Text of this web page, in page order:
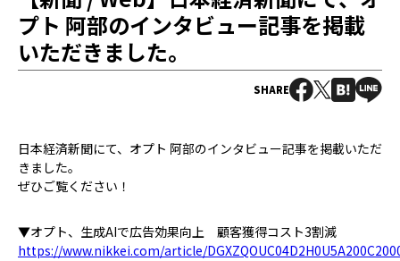
プト 阿部のインタビュー記事を掲載
いただきました。
SHARE
日本経済新聞にて、オプト 阿部のインタビュー記事を掲載いただ
きました。
ぜひご覧ください！
▼オプト、生成AIで広告効果向上 顧客獲得コスト3割減
https://www.nikkei.com/article/